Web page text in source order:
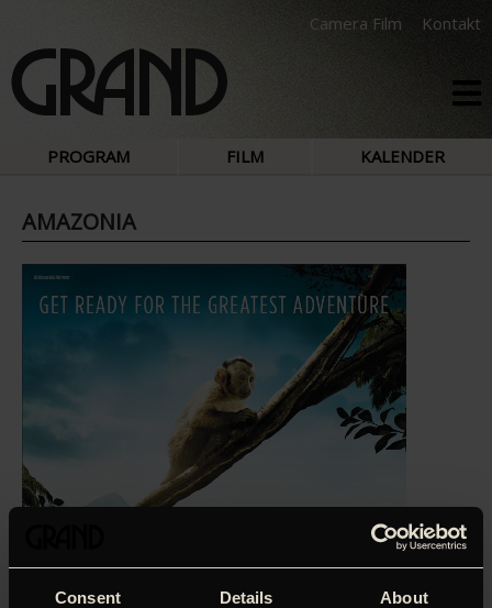
Consent Details About
Camera Film Kontakt
PROGRAM FILM KALENDER
AMAZONIA